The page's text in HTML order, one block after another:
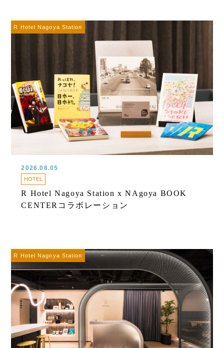
R Hotel Nagoya Station
2026.08.05
HOTEL
R Hotel Nagoya Station x NAgoya BOOK
CENTERコラボレーション
R Hotel Nagoya Station